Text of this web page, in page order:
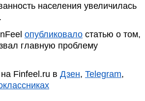
населения увеличилась
опубликовало статью о том,
главную проблему
Finfeel.ru в Дзен, Telegram,